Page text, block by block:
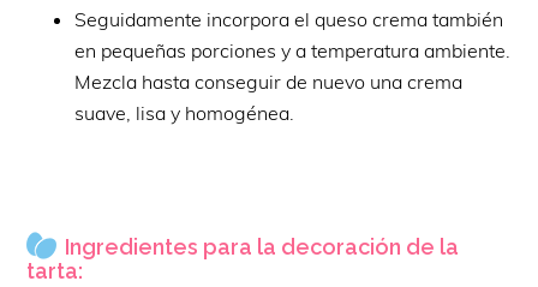
Seguidamente incorpora el queso crema también
en pequeñas porciones y a temperatura ambiente.
Mezcla hasta conseguir de nuevo una crema
suave, lisa y homogénea.
Ingredientes para la decoración de la
tarta: